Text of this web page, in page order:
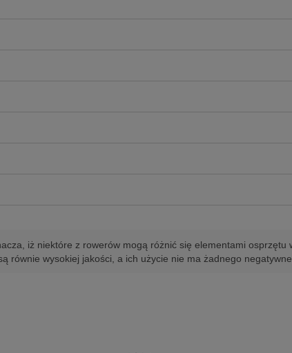
iż niektóre z rowerów mogą różnić się elementami
równie wysokiej jakości, a ich użycie nie ma żadnego